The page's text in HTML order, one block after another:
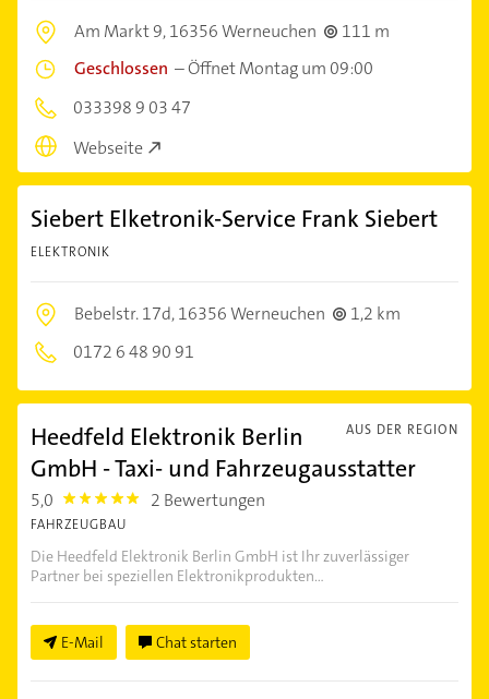
Am Markt 9,16356 Werneuchen
111 m
Geschlossen –Öffnet Montag um 09:00
033398 9 03 47
Webseite
Siebert Elketronik-Service Frank Siebert
ELEKTRONIK
Bebelstr. 17d,16356 Werneuchen
1,2 km
0172 6 48 90 91
AUS DER REGION
Heedfeld Elektronik Berlin
GmbH - Taxi- und Fahrzeugausstatter
5,0 5.0 2 Bewertungen
FAHRZEUGBAU
Die Heedfeld Elektronik Berlin GmbH ist Ihr zuverlässiger
Partner bei speziellen Elektronikprodukten...
E-Mail Chat starten